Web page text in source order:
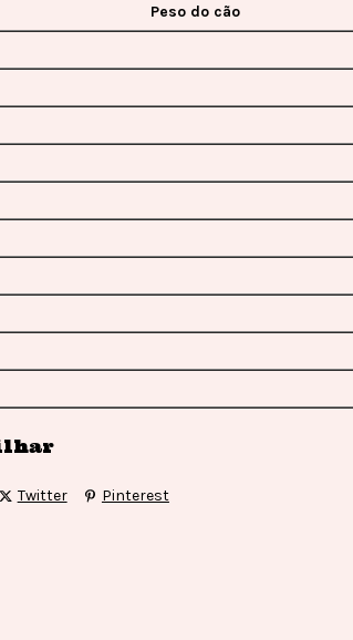
Peso do cão
Twitter Pinterest